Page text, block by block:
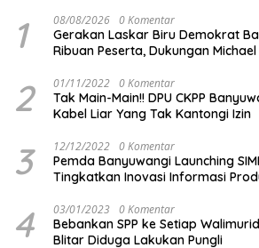
1 08/08/2026 0 Komentar
Gerakan Laskar Biru Demokrat
Ribuan Peserta, Dukungan Michael
2 01/11/2022 0 Komentar
Tak Main-Main!! DPU CKPP
Kabel Liar Yang Tak Kantongi Izin
3 12/12/2022 0 Komentar
Pemda Banyuwangi Launching
Tingkatkan Inovasi Informasi
4 03/01/2023 0 Komentar
Bebankan SPP ke Setiap
Blitar Diduga Lakukan Pungli